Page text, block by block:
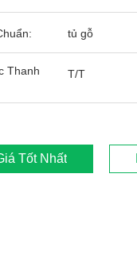
tủ gỗ
Thanh
T/T
Tốt Nhất